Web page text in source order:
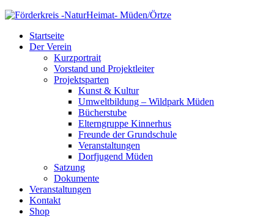
Startseite
Der Verein
Kurzportrait
Vorstand und Projektleiter
Projektsparten
Kunst & Kultur
Umweltbildung – Wildpark Müden
Bücherstube
Elterngruppe Kinnerhus
Freunde der Grundschule
Veranstaltungen
Dorfjugend Müden
Satzung
Dokumente
Veranstaltungen
Kontakt
Shop